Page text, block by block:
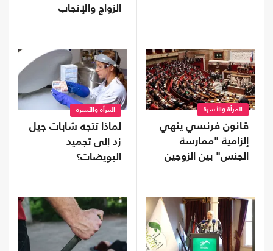
الزواج والإنجاب
المرأة والأسرة
قانون فرنسي ينهي
إلزامية "ممارسة
الجنس" بين الزوجين
المرأة والأسرة
لماذا تتجه شابات جيل
زد إلى تجميد
البويضات؟